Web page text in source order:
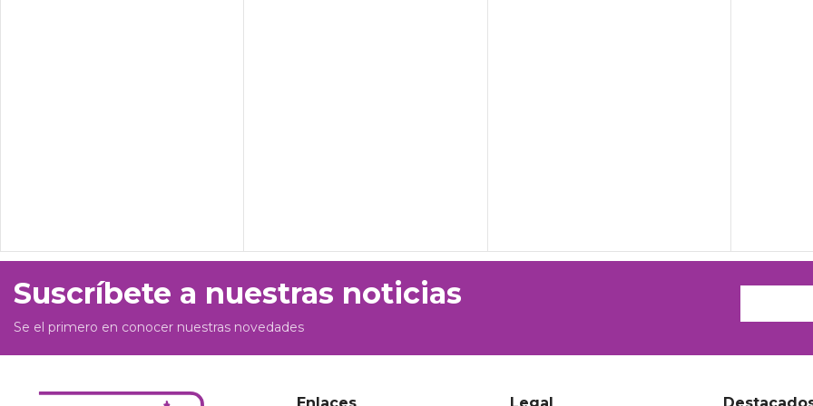
Suscríbete a nuestras noticias
Se el primero en conocer nuestras novedades